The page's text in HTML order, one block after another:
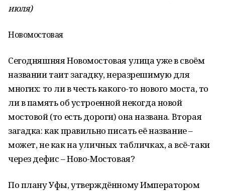
июля)
Новомостовая
Сегодняшняя Новомостовая улица уже в своём
названии таит загадку, неразрешимую для
многих: то ли в честь какого-то нового моста, то
ли в память об устроенной некогда новой
мостовой (то есть дороги) она названа. Вторая
загадка: как правильно писать её название –
может, не как на уличных табличках, а всё-таки
через дефис – Ново-Мостовая?
По плану Уфы, утверждённому Императором